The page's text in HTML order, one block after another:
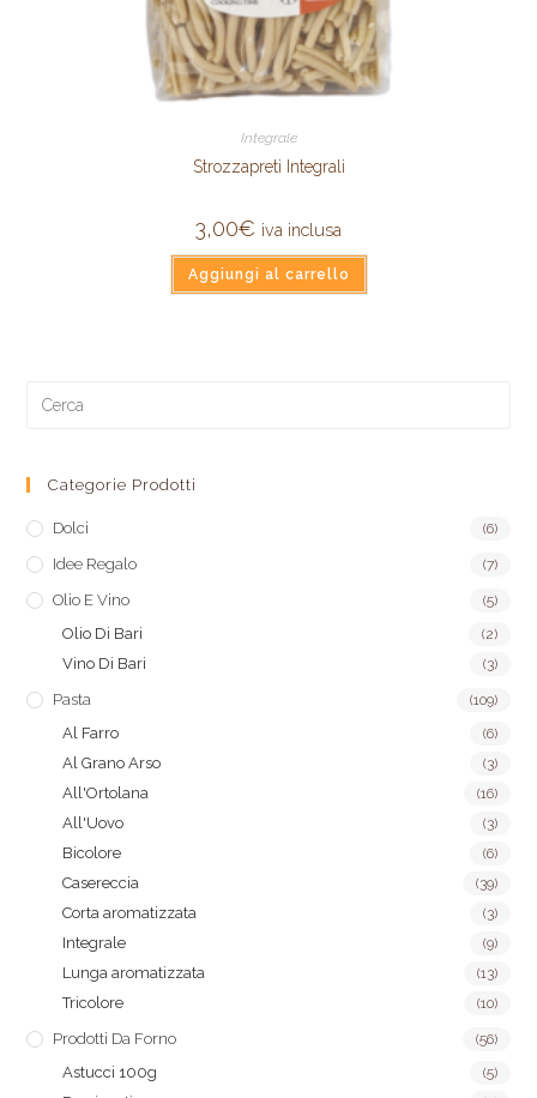
Integrale
Strozzapreti Integrali
3,00€ iva inclusa
Aggiungi al carrello
Categorie Prodotti
Dolci (6)
Idee Regalo (7)
Olio E Vino (5)
Olio Di Bari (2)
Vino Di Bari (3)
Pasta (109)
Al Farro (6)
Al Grano Arso (3)
All'Ortolana (16)
All'Uovo (3)
Bicolore (6)
Casereccia (39)
Corta aromatizzata (3)
Integrale (9)
Lunga aromatizzata (13)
Tricolore (10)
Prodotti Da Forno (56)
Astucci 100g (5)